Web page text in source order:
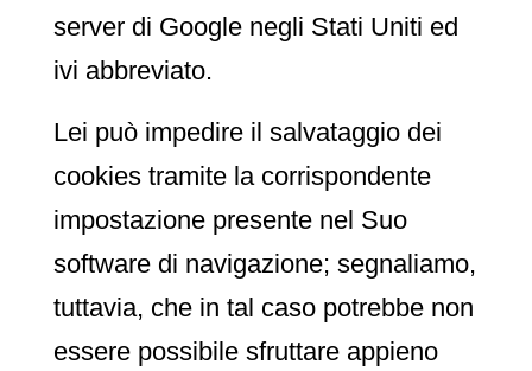
server di Google negli Stati Uniti ed
ivi abbreviato.
Lei può impedire il salvataggio dei
cookies tramite la corrispondente
impostazione presente nel Suo
software di navigazione; segnaliamo,
tuttavia, che in tal caso potrebbe non
essere possibile sfruttare appieno